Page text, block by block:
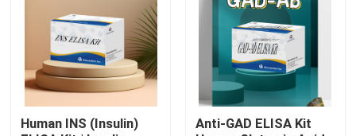
Über uns
Human INS (Insulin)
Anti-GAD ELISA Kit